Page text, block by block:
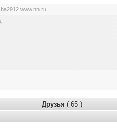
Друзья ( 65 )